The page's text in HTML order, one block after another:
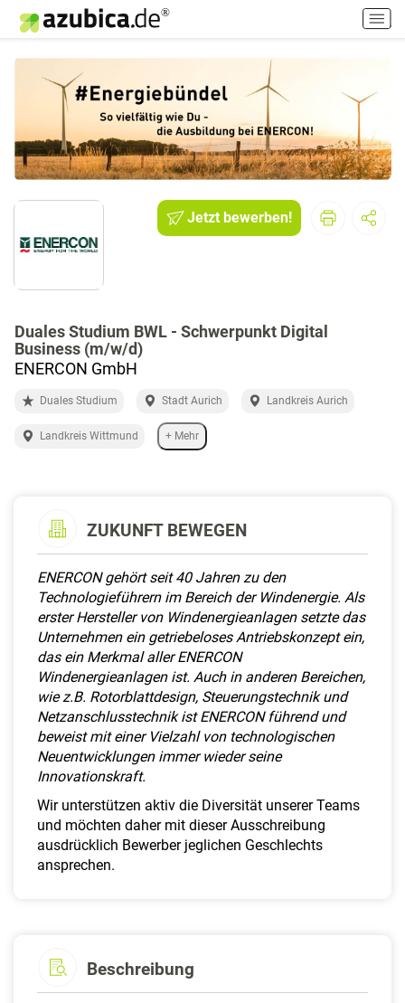
H
a
t
e
n
ü
i
Jetzt bewerben!
Duales Studium BWL - Schwerpunkt Digital
Business (m/w/d)
ENERCON GmbH
Duales Studium Stadt Aurich Landkreis Aurich
Landkreis Wittmund + Mehr
ZUKUNFT BEWEGEN
ENERCON gehört seit 40 Jahren zu den
Technologieführern im Bereich der Windenergie. Als
erster Hersteller von Windenergieanlagen setzte das
Unternehmen ein getriebeloses Antriebskonzept ein,
das ein Merkmal aller ENERCON
Windenergieanlagen ist. Auch in anderen Bereichen,
wie z.B. Rotorblattdesign, Steuerungstechnik und
Netzanschlusstechnik ist ENERCON führend und
beweist mit einer Vielzahl von technologischen
Neuentwicklungen immer wieder seine
Innovationskraft.
Wir unterstützen aktiv die Diversität unserer Teams
und möchten daher mit dieser Ausschreibung
ausdrücklich Bewerber jeglichen Geschlechts
ansprechen.
Beschreibung